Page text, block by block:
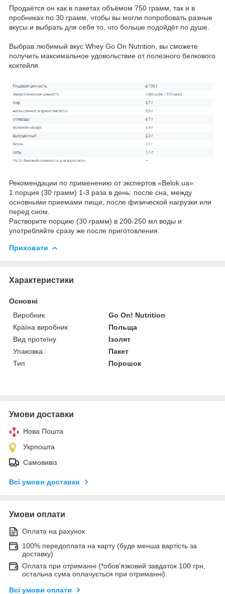
Продаётся он как в пакетах объёмом 750 грамм, так и в
пробниках по 30 грамм, чтобы вы могли попробовать разные
вкусы и выбрать для себя то, что больше подойдёт по душе.
Выбрав любимый вкус Whey Go On Nutrition, вы сможете
получить максимальное удовольствие от полезного белкового
коктейля.
Рекомендации по применению от экспертов «Belok.ua»:
1 порция (30 грамм) 1-3 раза в день: после сна, между
основными приемами пищи, после физической нагрузки или
перед сном.
Растворите порцию (30 грамм) в 200-250 мл воды и
употребляйте сразу же после приготовления.
Приховати
Характеристики
Основні
Виробник
Go On! Nutrition
Країна виробник
Польща
Вид протеїну
Ізолят
Упаковка
Пакет
Тип
Порошок
Умови доставки
Нова Пошта
Укрпошта
Самовивіз
Всі умови доставки
Умови оплати
Оплата на рахунок
100% передоплата на карту (буде менша вартість за
доставку)
Оплата при отриманні (*обов'язковий завдаток 100 грн,
остальна сума оплачується при отриманні).
Всі умови оплати